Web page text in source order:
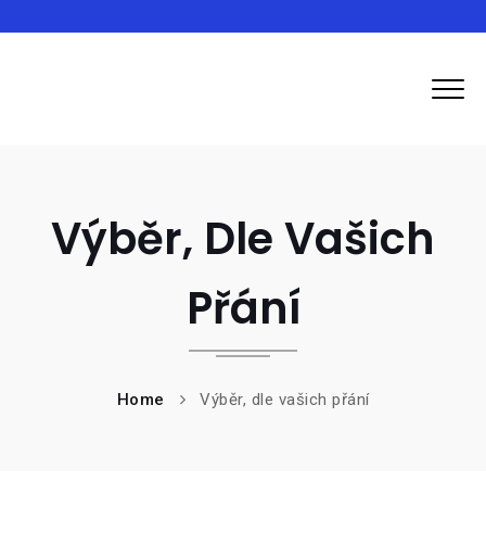
Výběr, Dle Vašich
Přání
Home Výběr, dle vašich přání